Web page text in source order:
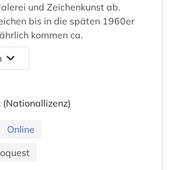
und Zeichenkunst ab.
bis in die späten 1960er
kommen ca.
(Nationallizenz)
Online